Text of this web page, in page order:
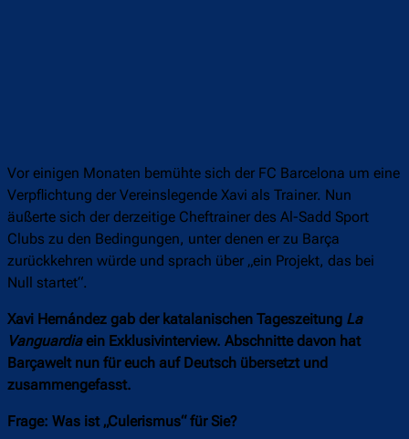
Vor einigen Monaten bemühte sich der FC Barcelona um eine
Verpflichtung der Vereinslegende Xavi als Trainer. Nun
äußerte sich der derzeitige Cheftrainer des Al-Sadd Sport
Clubs zu den Bedingungen, unter denen er zu Barça
zurückkehren würde und sprach über „ein Projekt, das bei
Null startet“.
Xavi Hernández gab der katalanischen Tageszeitung La
Vanguardiaein Exklusivinterview. Abschnitte davon hat
Barçawelt nun für euch auf Deutsch übersetzt und
zusammengefasst.
Frage: Was ist „Culerismus“ für Sie?